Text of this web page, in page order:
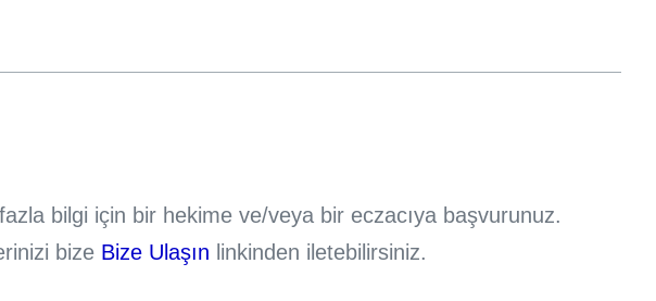
bilgi için bir hekime ve/veya bir eczacıya başvurunuz.
bize Bize Ulaşın linkinden iletebilirsiniz.